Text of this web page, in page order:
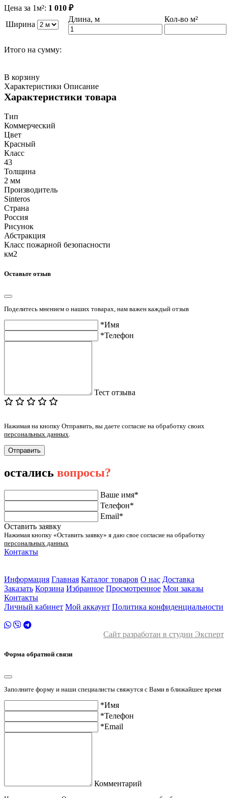
Цена за 1м²: 1 010 ₽
Ширина
Длина, м Кол-во м²
Итого на сумму:
В корзину
Характеристики Описание
Характеристики товара
Тип
Коммерческий
Цвет
Красный
Класс
43
Толщина
2 мм
Производитель
Sinteros
Страна
Россия
Рисунок
Абстракция
Класс пожарной безопасности
км2
Оставьте отзыв
Поделитесь мнением о наших товарах, нам важен каждый отзыв
*Имя
*Телефон
Тест отзыва
Нажимая на кнопку Отправить, вы даете согласие на обработку своих
персональных данных.
Отправить
остались вопросы?
Ваше имя*
Телефон*
Email*
Оставить заявку
Нажимая кнопку «Оставить заявку» я даю свое согласие на обработку
персональных данных
Контакты
Информация Главная Каталог товаров О нас Доставка
Заказать Корзина Избранное Просмотренное Мои заказы
Контакты
Личный кабинет Мой аккаунт Политика конфиденциальности
Сайт разработан в студии Эксперт
Форма обратной связи
Заполните форму и наши специалисты свяжутся с Вами в ближайшее время
*Имя
*Телефон
*Email
Комментарий